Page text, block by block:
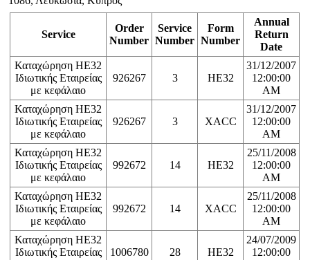
Service
Order
Number
Service
Number
Form
Number
Annual
Return
Date
Καταχώρηση ΗΕ32
Ιδιωτικής Εταιρείας
με κεφάλαιο
926267 3 HE32
31/12/2007
12:00:00
AM
Καταχώρηση ΗΕ32
Ιδιωτικής Εταιρείας
με κεφάλαιο
926267 3 XACC
31/12/2007
12:00:00
AM
Καταχώρηση ΗΕ32
Ιδιωτικής Εταιρείας
με κεφάλαιο
992672 14 HE32
25/11/2008
12:00:00
AM
Καταχώρηση ΗΕ32
Ιδιωτικής Εταιρείας
με κεφάλαιο
992672 14 XACC
25/11/2008
12:00:00
AM
Καταχώρηση ΗΕ32
Ιδιωτικής Εταιρείας
1006780 28 HE32
24/07/2009
12:00:00